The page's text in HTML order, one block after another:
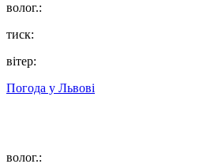
волог.:
тиск:
вітер:
Погода у Львові
волог.: